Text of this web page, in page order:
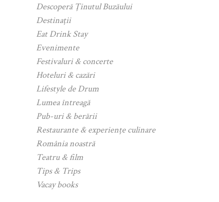
Descoperă Ținutul Buzăului
Destinații
Eat Drink Stay
Evenimente
Festivaluri & concerte
Hoteluri & cazări
Lifestyle de Drum
Lumea întreagă
Pub-uri & berării
Restaurante & experiențe culinare
România noastră
Teatru & film
Tips & Trips
Vacay books